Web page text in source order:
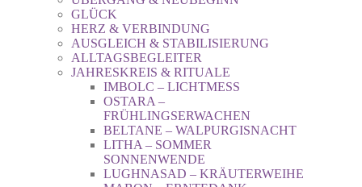
GLÜCK
HERZ & VERBINDUNG
AUSGLEICH & STABILISIERUNG
ALLTAGSBEGLEITER
JAHRESKREIS & RITUALE
IMBOLC – LICHTMESS
OSTARA –
FRÜHLINGSERWACHEN
BELTANE – WALPURGISNACHT
LITHA – SOMMER
SONNENWENDE
LUGHNASAD – KRÄUTERWEIHE